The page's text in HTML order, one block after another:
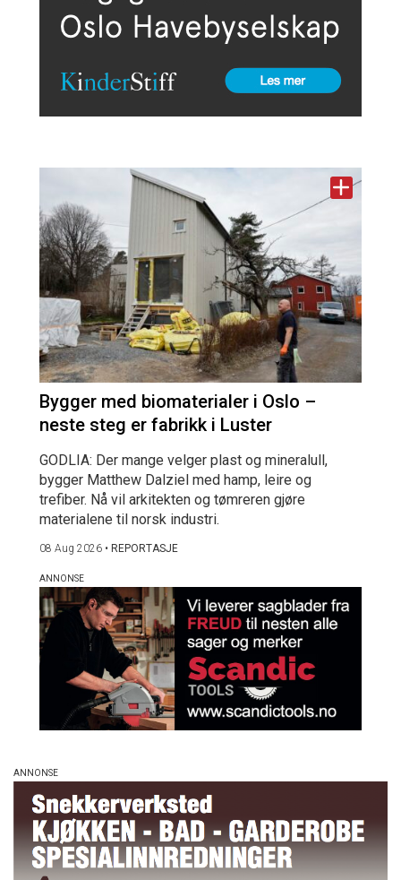
Bygger med biomaterialer i Oslo –
neste steg er fabrikk i Luster
GODLIA: Der mange velger plast og mineralull,
bygger Matthew Dalziel med hamp, leire og
trefiber. Nå vil arkitekten og tømreren gjøre
materialene til norsk industri.
08 Aug 2026 • REPORTASJE